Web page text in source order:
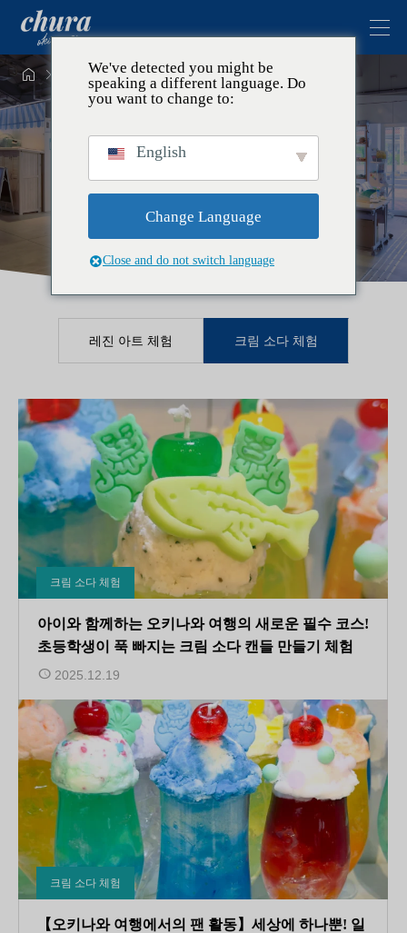
  크림 소다 체험
크림 소다 체험
레진 아트 체험 크림 소다 체험
크림 소다 체험
아이와 함께하는 오키나와 여행의 새로운 필수 코스!
초등학생이 푹 빠지는 크림 소다 캔들 만들기 체험
2025.12.19
크림 소다 체험
【오키나와 여행에서의 팬 활동】세상에 하나뿐! 일
We've detected you might be
speaking a different language. Do
you want to change to:
English
Change Language
Close and do not switch language